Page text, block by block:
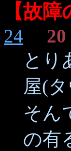
【故
24 20
とり
屋(
そん
の有